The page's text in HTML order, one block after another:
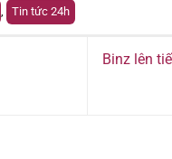
, Tin tức 24h
Binz lên